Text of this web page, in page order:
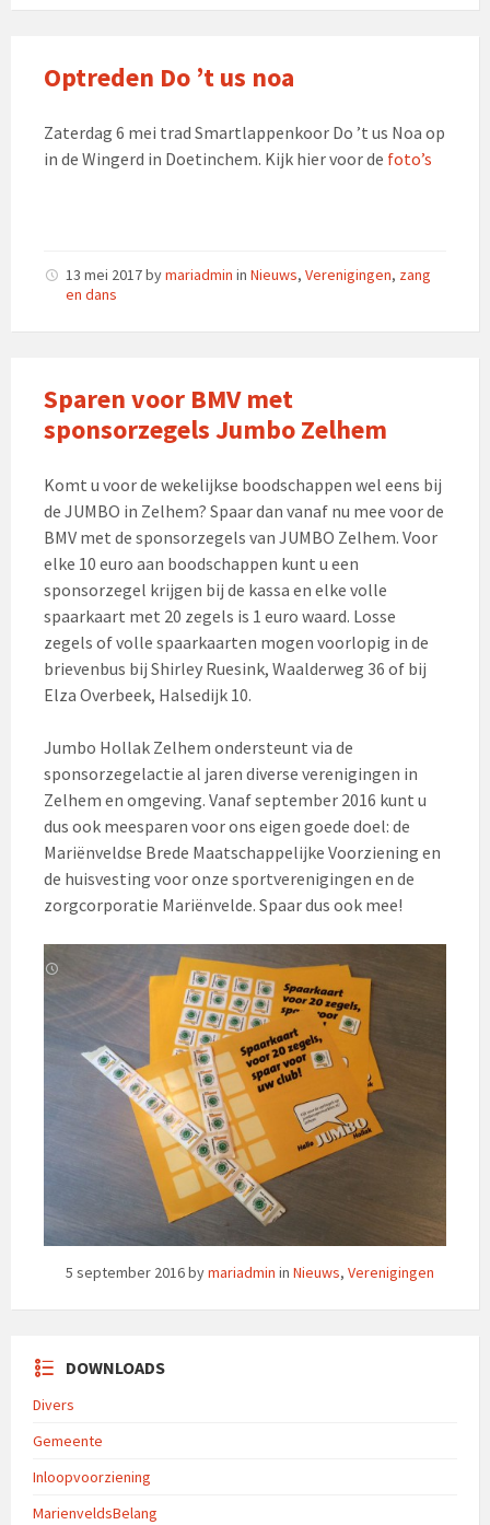
Optreden Do ’t us noa
Zaterdag 6 mei trad Smartlappenkoor Do ’t us Noa op
in de Wingerd in Doetinchem. Kijk hier voor de foto’s
13 mei 2017bymariadmin in Nieuws, Verenigingen, zang
en dans
Sparen voor BMV met
sponsorzegels Jumbo Zelhem
Komt u voor de wekelijkse boodschappen wel eens bij
de JUMBO in Zelhem? Spaar dan vanaf nu mee voor de
BMV met de sponsorzegels van JUMBO Zelhem. Voor
elke 10 euro aan boodschappen kunt u een
sponsorzegel krijgen bij de kassa en elke volle
spaarkaart met 20 zegels is 1 euro waard. Losse
zegels of volle spaarkaarten mogen voorlopig in de
brievenbus bij Shirley Ruesink, Waalderweg 36 of bij
Elza Overbeek, Halsedijk 10.
Jumbo Hollak Zelhem ondersteunt via de
sponsorzegelactie al jaren diverse verenigingen in
Zelhem en omgeving. Vanaf september 2016 kunt u
dus ook meesparen voor ons eigen goede doel: de
Mariënveldse Brede Maatschappelijke Voorziening en
de huisvesting voor onze sportverenigingen en de
zorgcorporatie Mariënvelde. Spaar dus ook mee!
5 september 2016bymariadmin in Nieuws, Verenigingen
DOWNLOADS
Divers
Gemeente
Inloopvoorziening
MarienveldsBelang